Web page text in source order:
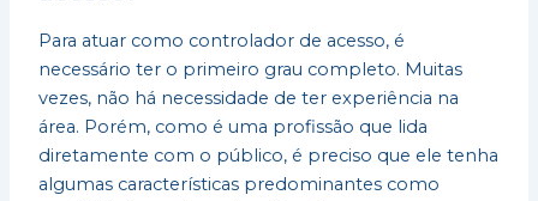
Para atuar como controlador de acesso, é
necessário ter o primeiro grau completo. Muitas
vezes, não há necessidade de ter experiência na
área. Porém, como é uma profissão que lida
diretamente com o público, é preciso que ele tenha
algumas características predominantes como